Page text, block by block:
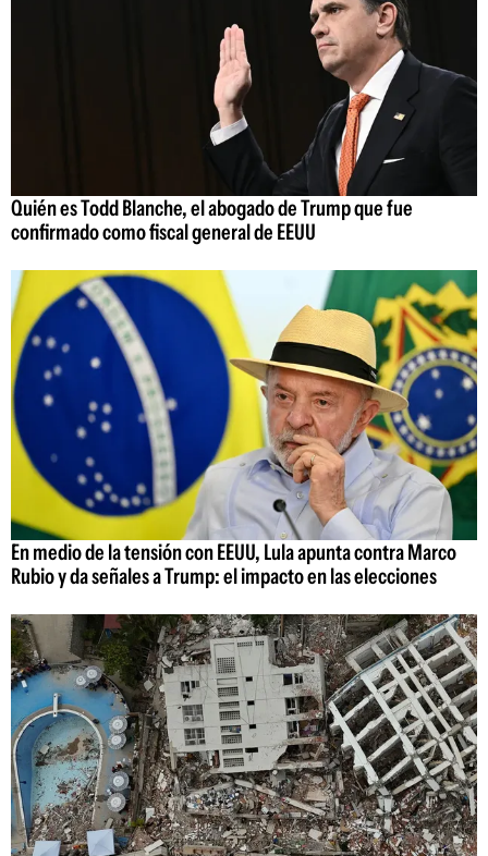
Quién es Todd Blanche, el abogado de Trump que fue
confirmado como fiscal general de EEUU
En medio de la tensión con EEUU, Lula apunta contra Marco
Rubio y da señales a Trump: el impacto en las elecciones